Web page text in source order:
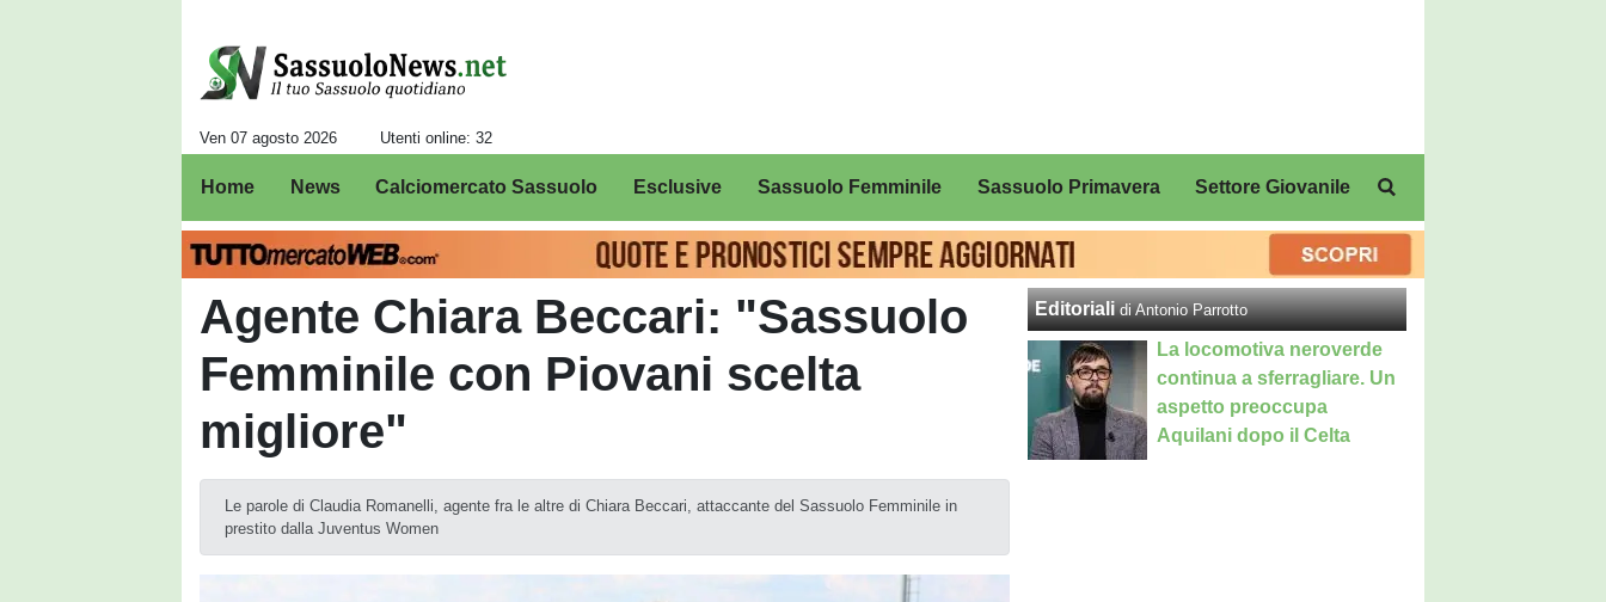
Ven 07 agosto 2026 Utenti online: 32
Home News Calciomercato Sassuolo Esclusive Sassuolo Femminile Sassuolo Primavera Settore Giovanile
Agente Chiara Beccari: "Sassuolo
Femminile con Piovani scelta
migliore"
Le parole di Claudia Romanelli, agente fra le altre di Chiara Beccari, attaccante del Sassuolo Femminile in
prestito dalla Juventus Women
Editoriali di Antonio Parrotto
La locomotiva neroverde
continua a sferragliare. Un
aspetto preoccupa
Aquilani dopo il Celta